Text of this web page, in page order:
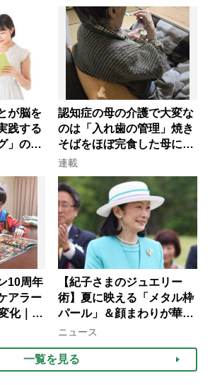
が脳を
践する
」の極
認知症の母の介護で大変な
のは「入れ歯の管理」焼き
そばをほぼ完食した母に息
子が血の気が引いた理由
連載
10周年
アラー
化｜流
ト、法
【紀子さまのジュエリー
術】夏に映える「メタル枠
パール」＆顔まわりが華や
ぐ「揺れる一粒」の使い分
ニュース
一覧を見る